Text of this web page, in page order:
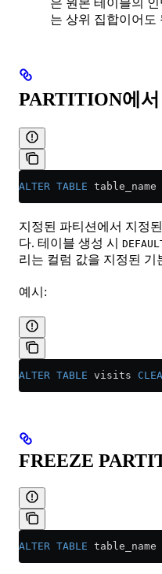
은 원본 테이블의
는 상위 집합이어도
PARTITION에
ALTER TABLE table_name
지정된 파티션에서 지정
다. 테이블 생성 시
리는 컬럼 값을 지정된 기
예시:
ALTER TABLE visits
FREEZE
ALTER TABLE table_name